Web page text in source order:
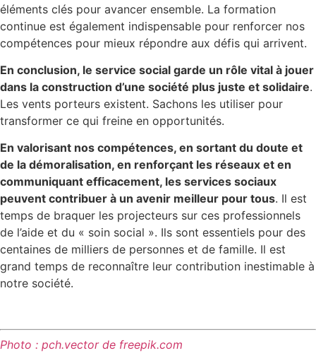
éléments clés pour avancer ensemble. La formation
continue est également indispensable pour renforcer nos
compétences pour mieux répondre aux défis qui arrivent.
En conclusion, le service social garde un rôle vital à jouer
dans la construction d’une société plus juste et solidaire.
Les vents porteurs existent. Sachons les utiliser pour
transformer ce qui freine en opportunités.
En valorisant nos compétences, en sortant du doute et
de la démoralisation, en renforçant les réseaux et en
communiquant efficacement, les services sociaux
peuvent contribuer à un avenir meilleur pour tous. Il est
temps de braquer les projecteurs sur ces professionnels
de l’aide et du « soin social ». Ils sont essentiels pour des
centaines de milliers de personnes et de famille. Il est
grand temps de reconnaître leur contribution inestimable à
notre société.
Photo : pch.vector de freepik.com